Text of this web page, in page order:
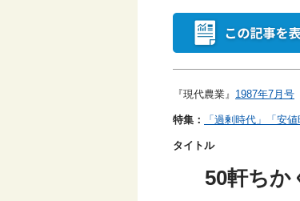
『現代農業』 1987年7月号
特集： 「過剰時代」「安
タイトル
50軒ち